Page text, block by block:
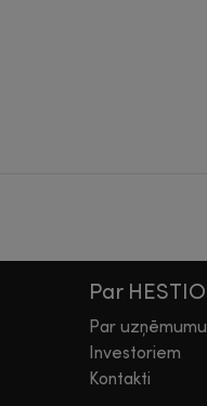
Par HESTIO
Par uzņēmumu
Investoriem
Kontakti